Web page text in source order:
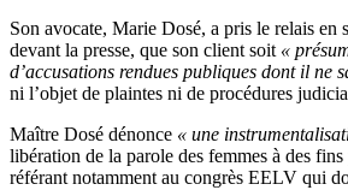
Son avocate, Marie Dosé, a pris le relais en
devant la presse, que son client soit «
d’accusations rendues publiques dont il ne
ni l’objet de plaintes ni de procédures
Maître Dosé dénonce « une
libération de la parole des femmes à des
référant notamment au congrès EELV qui